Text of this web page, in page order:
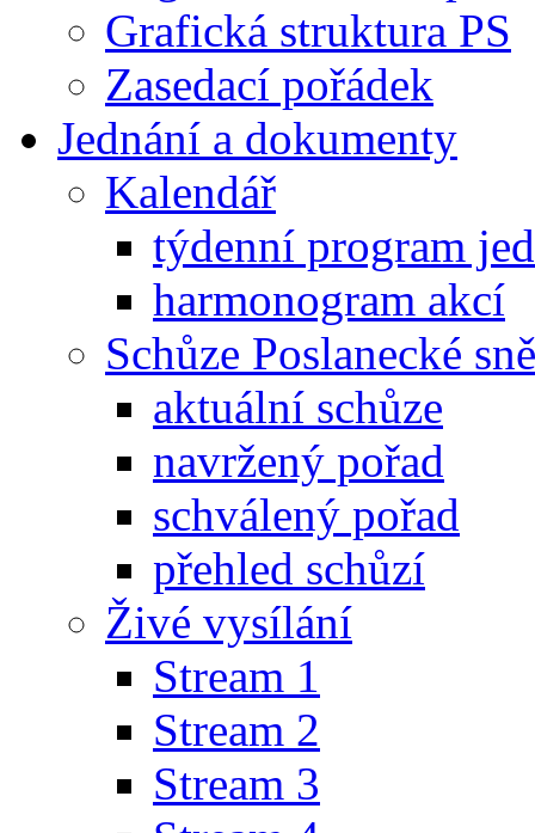
Grafická struktura PS
Zasedací pořádek
Jednání a dokumenty
Kalendář
týdenní program
harmonogram akcí
Schůze Poslanecké
aktuální schůze
navržený pořad
schválený pořad
přehled schůzí
Živé vysílání
Stream 1
Stream 2
Stream 3